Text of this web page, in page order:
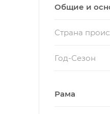
Общие и
Страна
Год-Сезон
Рама